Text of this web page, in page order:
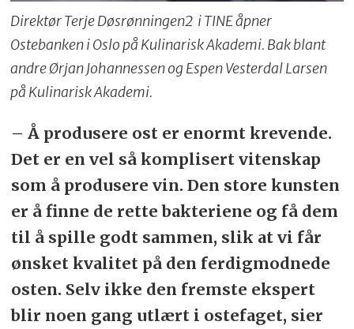
Direktør Terje Døsrønningen2 i TINE åpner
Ostebanken i Oslo på Kulinarisk Akademi. Bak blant
andre Ørjan Johannessen og Espen Vesterdal Larsen
på Kulinarisk Akademi.
– Å produsere ost er enormt krevende.
Det er en vel så komplisert vitenskap
som å produsere vin. Den store kunsten
er å finne de rette bakteriene og få dem
til å spille godt sammen, slik at vi får
ønsket kvalitet på den ferdigmodnede
osten. Selv ikke den fremste ekspert
blir noen gang utlært i ostefaget, sier